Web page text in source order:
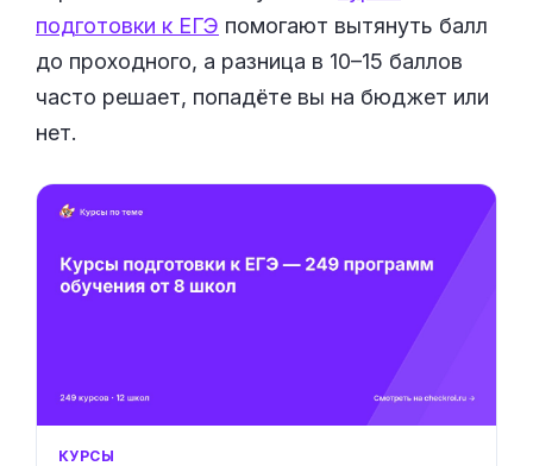
подготовки к ЕГЭ помогают вытянуть балл
до проходного, а разница в 10–15 баллов
часто решает, попадёте вы на бюджет или
нет.
КУРСЫ